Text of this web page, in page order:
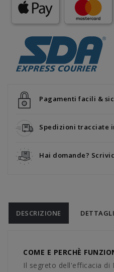
Pagamenti facili &
Spedizioni tracciate
Hai domande?
DESCRIZIONE
COME E PERCHÈ
Il segreto dell'efficacia di